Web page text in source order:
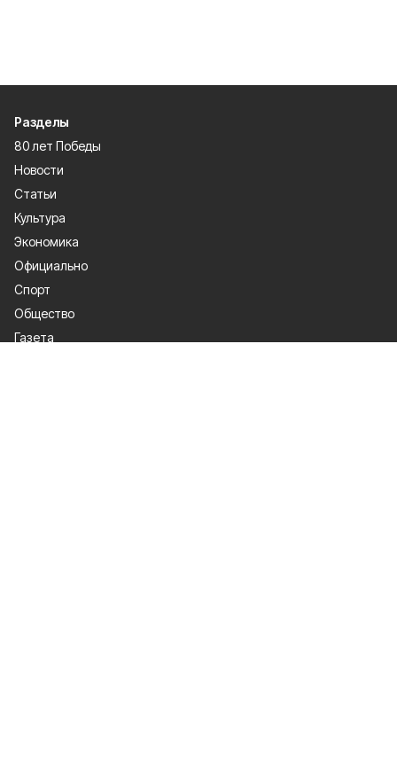
Разделы
80 лет Победы
Новости
Статьи
Культура
Экономика
Официально
Спорт
Общество
Газета